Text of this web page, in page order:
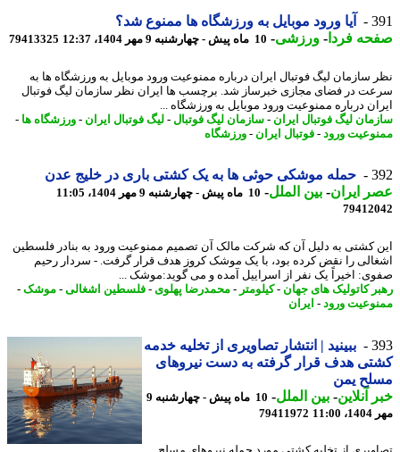
آیا ورود موبایل به ورزشگاه ها ممنوع شد؟
فردا- ورزشی-10 ماه پیش - چهارشنبه 9 مهر 1404، 12:37 79413325
سازمان لیگ فوتبال ایران درباره ممنوعیت ورود موبایل به ورزشگاه ها به
در فضای مجازی خبرساز شد. برچسب ها ایران نظر سازمان لیگ فوتبال
درباره ممنوعیت ورود موبایل به ورزشگاه ...
لیگ فوتبال ایران - سازمان لیگ فوتبال-لیگ فوتبال ایران - ورزشگاه ها-
ورود - فوتبال ایران - ورزشگاه
حمله موشکی حوثی ها به یک کشتی باری در خلیج عدن
ایران- بین الملل-10 ماه پیش - چهارشنبه 9 مهر 1404، 11:05
کشتی به دلیل آن که شرکت مالک آن تصمیم ممنوعیت ورود به بنادر فلسطین
را نقض کرده بود، با یک موشک کروز هدف قرار گرفت. - سردار رحیم
اخیراً یک نفر از اسراییل آمده و می گوید:موشک ...
کاتولیک های جهان-کیلومتر-محمدرضا پهلوی-فلسطین اشغالی-موشک-
ورود - ایران
ببینید | انتشار تصاویری از تخلیه خدمه
هدف قرار گرفته به دست نیروهای
یمن
آنلاین-بین الملل-
10 ماه پیش - چهارشنبه 9
79411972